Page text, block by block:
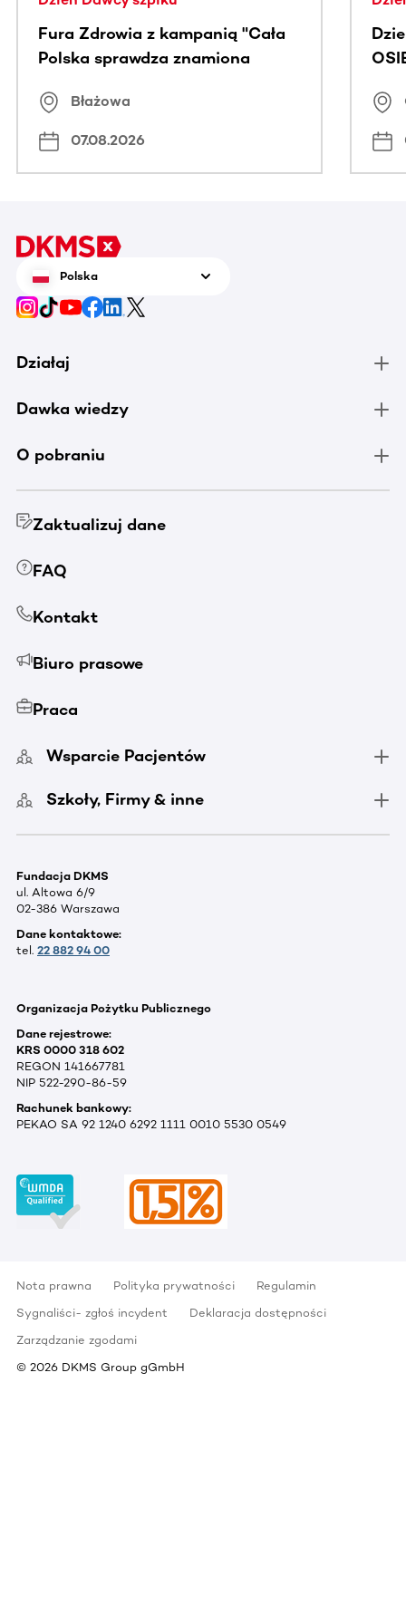
Fura Zdrowia z kampanią "Cała
Polska sprawdza znamiona
Błażowa
07.08.2026
Polska
Działaj
Dawka wiedzy
O pobraniu
Zaktualizuj dane
FAQ
Kontakt
Biuro prasowe
Praca
Wsparcie Pacjentów
Szkoły, Firmy & inne
Fundacja DKMS
ul. Altowa 6/9
02-386 Warszawa
Dane kontaktowe:
tel. 22 882 94 00
Organizacja Pożytku Publicznego
Dane rejestrowe:
KRS 0000 318 602
REGON 141667781
NIP 522-290-86-59
Rachunek bankowy:
PEKAO SA 92 1240 6292 1111 0010 5530 0549
Nota prawna Polityka prywatności
Regulamin
Sygnaliści- zgłoś incydent
Deklaracja dostępności
Zarządzanie zgodami
© 2026 DKMS Group gGmbH